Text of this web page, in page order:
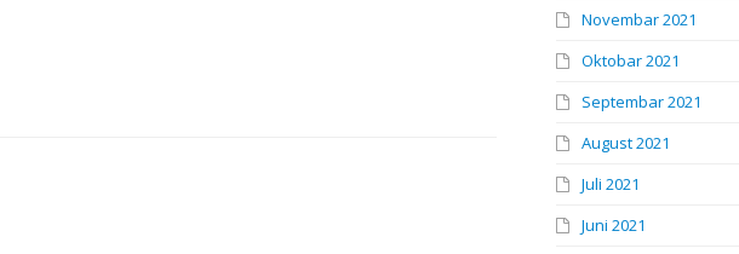
Novembar 2021
Oktobar 2021
Septembar 2021
August 2021
Juli 2021
Juni 2021